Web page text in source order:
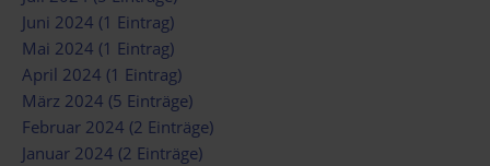
Juni 2024 (1 Eintrag)
Mai 2024 (1 Eintrag)
April 2024 (1 Eintrag)
März 2024 (5 Einträge)
Februar 2024 (2 Einträge)
Januar 2024 (2 Einträge)